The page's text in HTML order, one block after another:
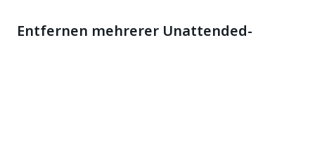
Entfernen mehrerer Unattended-